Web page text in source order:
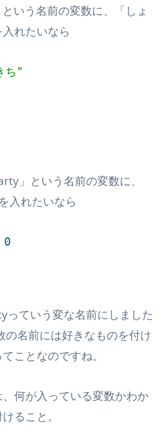
いう名前の変数に、「しょ
れたいなら
ち"
」という名前の変数に、
入れたいなら
0
ていう変な名前にしました
の名前には好きなものを付け
ことなのですね。
何が入っている変数かわか
ること。